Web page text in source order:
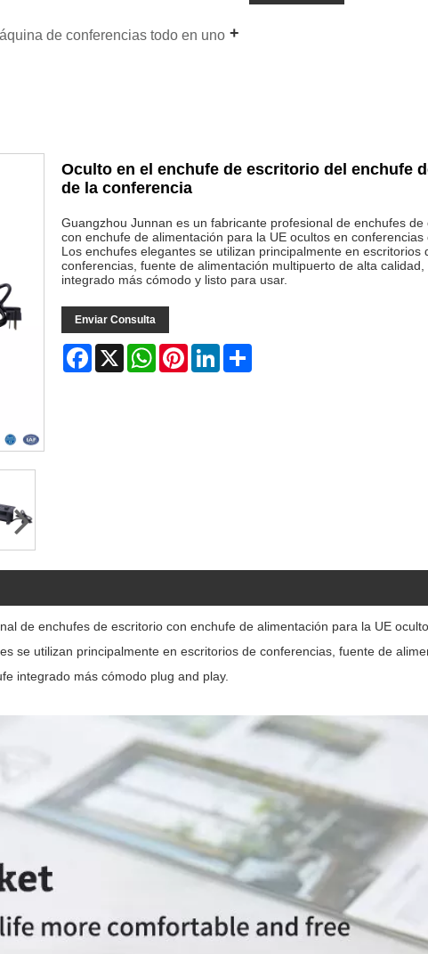
de conferencias todo en uno
Oculto en el enchufe de escritorio del enchufe
de la conferencia
Guangzhou Junnan es un fabricante profesional de enchufes de
con enchufe de alimentación para la UE ocultos en conferencias
Los enchufes elegantes se utilizan principalmente en escritorios
conferencias, fuente de alimentación multipuerto de alta calidad,
integrado más cómodo y listo para usar.
Enviar Consulta
Facebook
X WhatsAppPinterestLinkedIn
de enchufes de escritorio con enchufe de alimentación para la UE
se utilizan principalmente en escritorios de conferencias, fuente de
integrado más cómodo plug and play.